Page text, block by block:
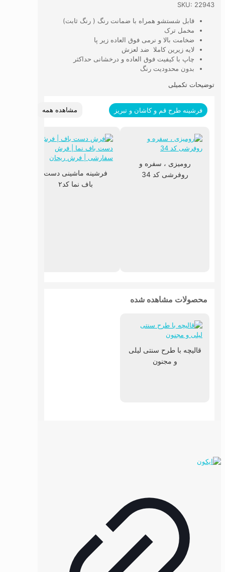
SKU: 22943
قابل شستشو همراه با ضمانت رنگ ( رنگ ثابت)
مخمل ترک
ضخامت بالا و نرمی فوق العاده زیر پا
لایه زیرین کاملا ضد لعزش
چاپ با کیفیت فوق العاده و درخشانی حداکثر
بدون محدودیت رنگ
توضیحات تکمیلی
فرشینه طرح قم و کاشان و تبریز مشاهده همه
رومیزی ، سفره و
روفرشی کد 34
فرشینه ماشینی دست
باف نما کد۲
محصولات مشاهده شده
قالیچه با طرح سنتی لیلی
و مجنون